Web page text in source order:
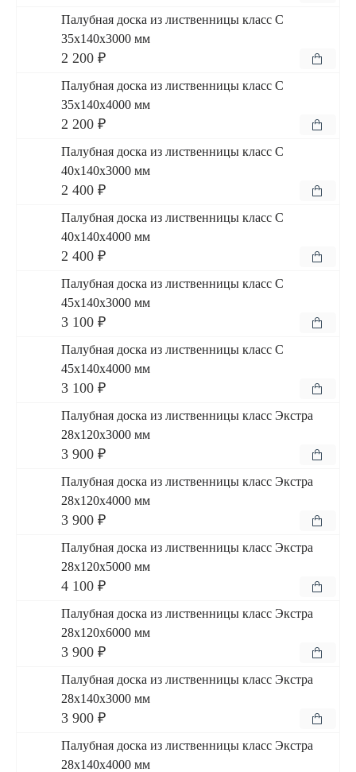
Палубная доска из лиственницы класс С
35x140x3000 мм
2 200 ₽
Палубная доска из лиственницы класс С
35x140x4000 мм
2 200 ₽
Палубная доска из лиственницы класс С
40x140x3000 мм
2 400 ₽
Палубная доска из лиственницы класс С
40x140x4000 мм
2 400 ₽
Палубная доска из лиственницы класс С
45x140x3000 мм
3 100 ₽
Палубная доска из лиственницы класс С
45x140x4000 мм
3 100 ₽
Палубная доска из лиственницы класс Экстра
28x120x3000 мм
3 900 ₽
Палубная доска из лиственницы класс Экстра
28x120x4000 мм
3 900 ₽
Палубная доска из лиственницы класс Экстра
28x120x5000 мм
4 100 ₽
Палубная доска из лиственницы класс Экстра
28x120x6000 мм
3 900 ₽
Палубная доска из лиственницы класс Экстра
28x140x3000 мм
3 900 ₽
Палубная доска из лиственницы класс Экстра
28x140x4000 мм